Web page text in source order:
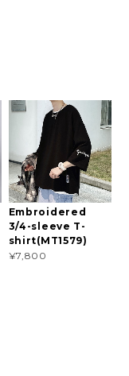
Embroidered
3/4-sleeve T-
shirt(MT1579)
¥7,800